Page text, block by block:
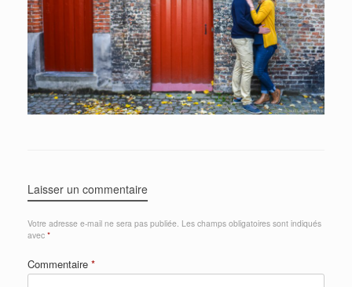
Laisser un commentaire
Votre adresse e-mail ne sera pas publiée. Les champs obligatoires sont indiqués
avec *
Commentaire *